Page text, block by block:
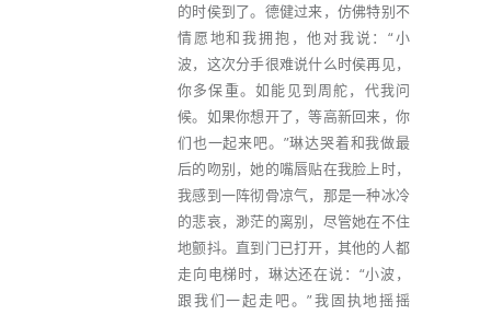
的时侯到了。德健过来，仿佛特别不
情愿地和我拥抱，他对我说：“小
波，这次分手很难说什么时侯再见，
你多保重。如能见到周舵，代我问
候。如果你想开了，等高新回来，你
们也一起来吧。”琳达哭着和我做最
后的吻别，她的嘴唇贴在我脸上时，
我感到一阵彻骨凉气，那是一种冰冷
的悲哀，渺茫的离别，尽管她在不住
地颤抖。直到门已打开，其他的人都
走向电梯时，琳达还在说：“小波，
跟我们一起走吧。”我固执地摇摇